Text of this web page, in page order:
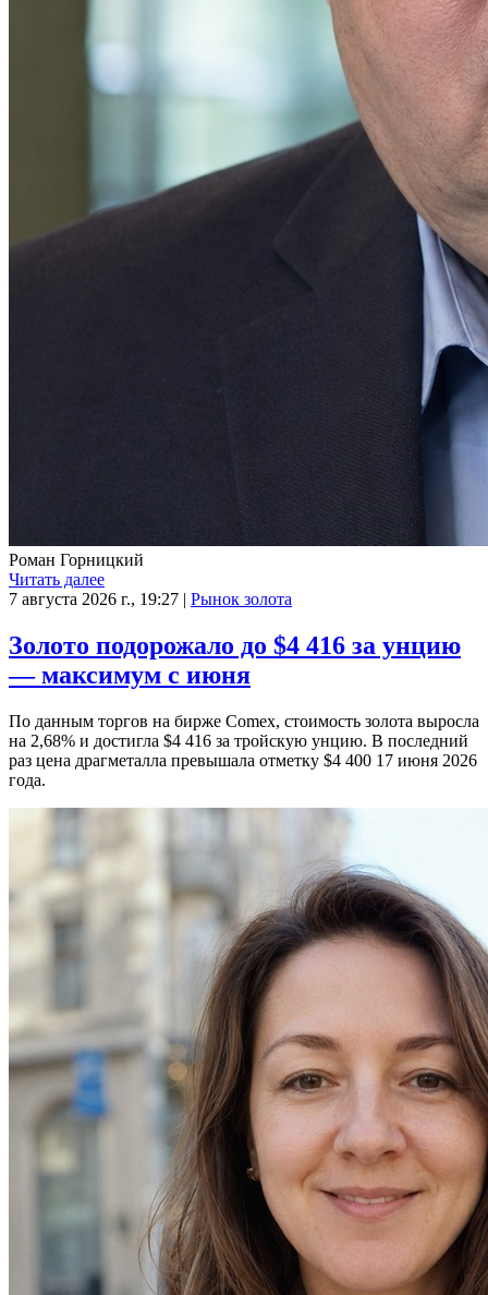
Роман Горницкий
Читать далее
7 августа 2026 г., 19:27 | Рынок золота
Золото подорожало до $4 416 за унцию
— максимум с июня
По данным торгов на бирже Comex, стоимость золота выросла
на 2,68% и достигла $4 416 за тройскую унцию. В последний
раз цена драгметалла превышала отметку $4 400 17 июня 2026
года.